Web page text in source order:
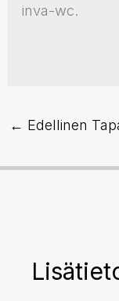
inva-wc.
← Edellinen